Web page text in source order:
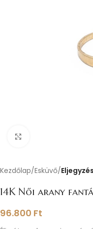
Kezdőlap Esküvő
14K Női arany
96.800 Ft